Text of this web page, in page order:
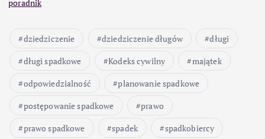
poradnik
dziedziczenie dziedziczenie długów
długi
długi spadkowe
Kodeks cywilny
majątek
odpowiedzialność
planowanie spadkowe
postępowanie spadkowe
prawo
prawo spadkowe
spadek
spadkobiercy